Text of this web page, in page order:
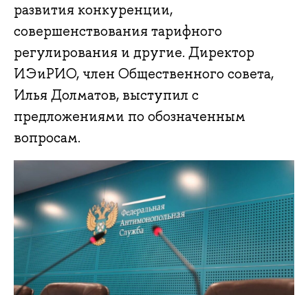
развития конкуренции,
совершенствования тарифного
регулирования и другие. Директор
ИЭиРИО, член Общественного совета,
Илья Долматов, выступил с
предложениями по обозначенным
вопросам.